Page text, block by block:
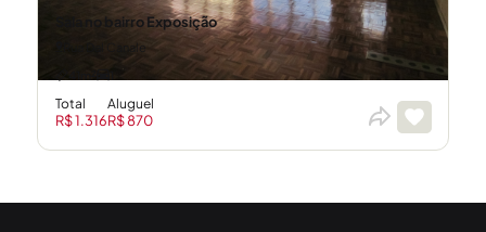
Sala no bairro Exposição
Rua Dal Canale
Total
R$ 1.316
Aluguel
R$ 870